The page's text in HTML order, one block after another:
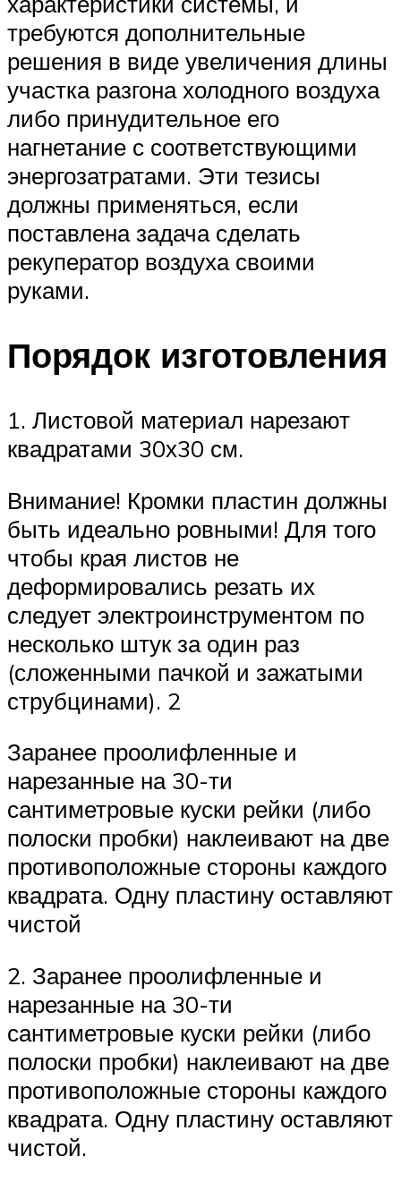
требуются дополнительные
решения в виде увеличения длины
участка разгона холодного воздуха
либо принудительное его
нагнетание с соответствующими
энергозатратами. Эти тезисы
должны применяться, если
поставлена задача сделать
рекуператор воздуха своими
руками.
Порядок изготовления
1. Листовой материал нарезают
квадратами 30х30 см.
Внимание! Кромки пластин должны
быть идеально ровными! Для того
чтобы края листов не
деформировались резать их
следует электроинструментом по
несколько штук за один раз
(сложенными пачкой и зажатыми
струбцинами). 2
Заранее проолифленные и
нарезанные на 30-ти
сантиметровые куски рейки (либо
полоски пробки) наклеивают на две
противоположные стороны каждого
квадрата. Одну пластину оставляют
чистой
2. Заранее проолифленные и
нарезанные на 30-ти
сантиметровые куски рейки (либо
полоски пробки) наклеивают на две
противоположные стороны каждого
квадрата. Одну пластину оставляют
чистой.